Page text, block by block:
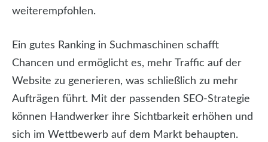
weiterempfohlen.
Ein gutes Ranking in Suchmaschinen schafft
Chancen und ermöglicht es, mehr Traffic auf der
Website zu generieren, was schließlich zu mehr
Aufträgen führt. Mit der passenden SEO-Strategie
können Handwerker ihre Sichtbarkeit erhöhen und
sich im Wettbewerb auf dem Markt behaupten.